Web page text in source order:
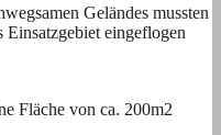
Geländes mussten
eingeflogen
Fläche von ca. 200m2